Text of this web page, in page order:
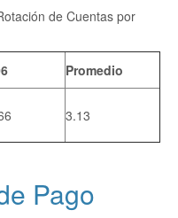
de Cuentas por
Promedio
3.13
Pago